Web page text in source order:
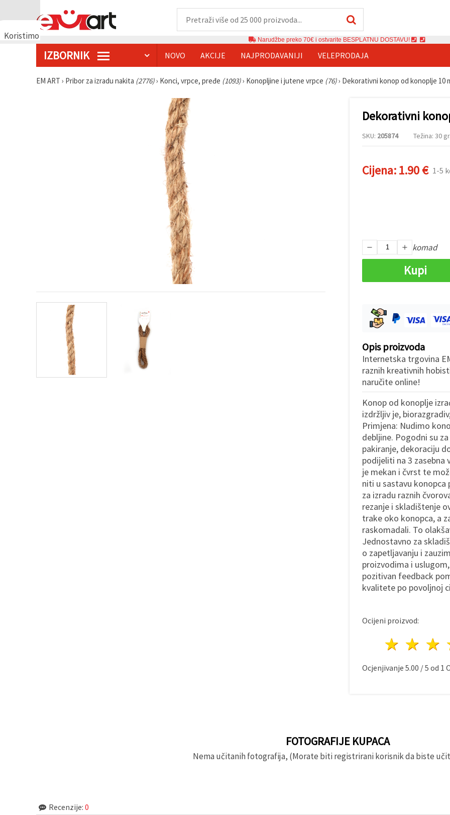
Koristimo
Narudžbe preko 70€ i ostvarite BESPLATNU DOSTAVU!
IZBORNIK NOVO AKCIJE NAJPRODAVANIJI VELEPRODAJA
EM ART › Pribor za izradu nakita (2776)› Konci, vrpce, pređe (1093)› Konopljine i jutene vrpce (76)› Dekorativni konop od konoplje 10
Dekorativni
SKU: 205874 Težina: 30 gr.
Cijena:1.90 € 1-5
komad
Kupi
Opis proizvoda
Internetska trgovina
raznih kreativnih
naručite online!
Konop od konoplje
izdržljiv je,
Primjena: Nudimo
debljine. Pogodni su
pakiranje, dekoraciju
podijeliti na 3
je mekan i čvrst te
niti u sastavu
za izradu raznih
rezanje i skladištenje
trake oko konopca, a
raskomadali. To
Jednostavno za
o zapetljavanju i
proizvodima i
pozitivan feedback
kvalitete po povoljnoj
Ocijeni proizvod:
2
1
Ocjenjivanje 5.00 /5 od 1
FOTOGRAFIJE KUPACA
Nema učitanih fotografija, (Morate biti registrirani korisnik da biste
Recenzije: 0